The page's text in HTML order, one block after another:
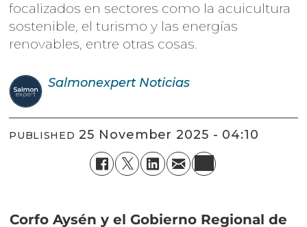
focalizados en sectores como la acuicultura
sostenible, el turismo y las energías
renovables, entre otras cosas.
Salmonexpert Noticias
PUBLISHED 25 November 2025 - 04:10
Corfo Aysén y el Gobierno Regional de